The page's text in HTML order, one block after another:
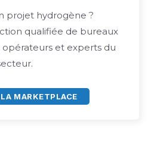
projet hydrogène ?
qualifiée de bureaux
opérateurs et experts du
MARKETPLACE